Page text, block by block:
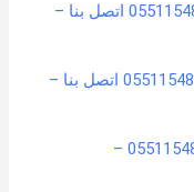
شركة تنظيف مجالس بحفر الباطن – 0551154864 اتصل بنا –
شركة مكافحة حشرات بحفر الباطن – 0551154864 اتصل بنا –
شركة تنظيف مكيفات بحفر الباطن – 0551154864 –